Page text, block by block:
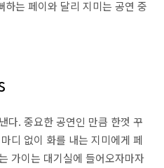
는 페이와 달리 지미는 공연 중
다. 중요한 공연인 만큼 한껏 꾸
디 없이 화를 내는 지미에게 페
가이는 대기실에 들어오자마자